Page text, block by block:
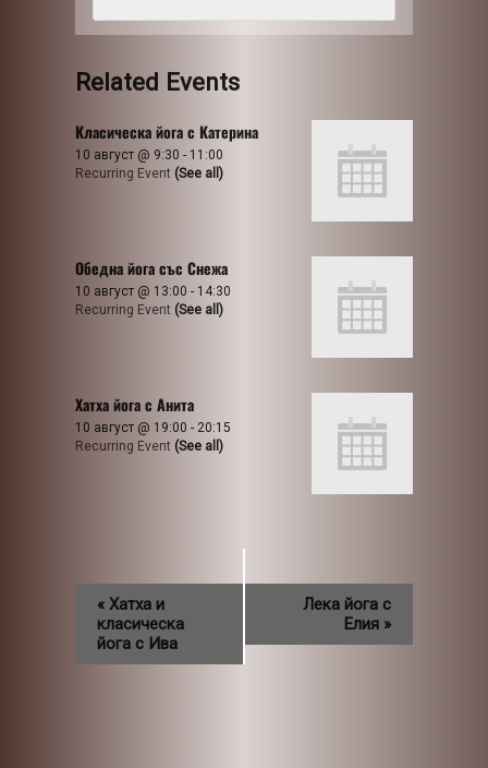
Related Events
Класическа йога с Катерина
10 август @ 9:30 - 11:00
Recurring Event (See all)
Обедна йога със Снежа
10 август @ 13:00 - 14:30
Recurring Event (See all)
Хатха йога с Анита
10 август @ 19:00 - 20:15
Recurring Event (See all)
« Хатха и
класическа
йога с Ива
Лека йога с
Елия »